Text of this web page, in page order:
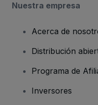
Nuestra empresa
Acerca de
Distribución
Programa de
Inversores